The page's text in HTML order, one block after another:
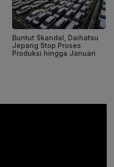
Buntut Skandal, Daihatsu
Jepang Stop Proses
Produksi hingga Januari